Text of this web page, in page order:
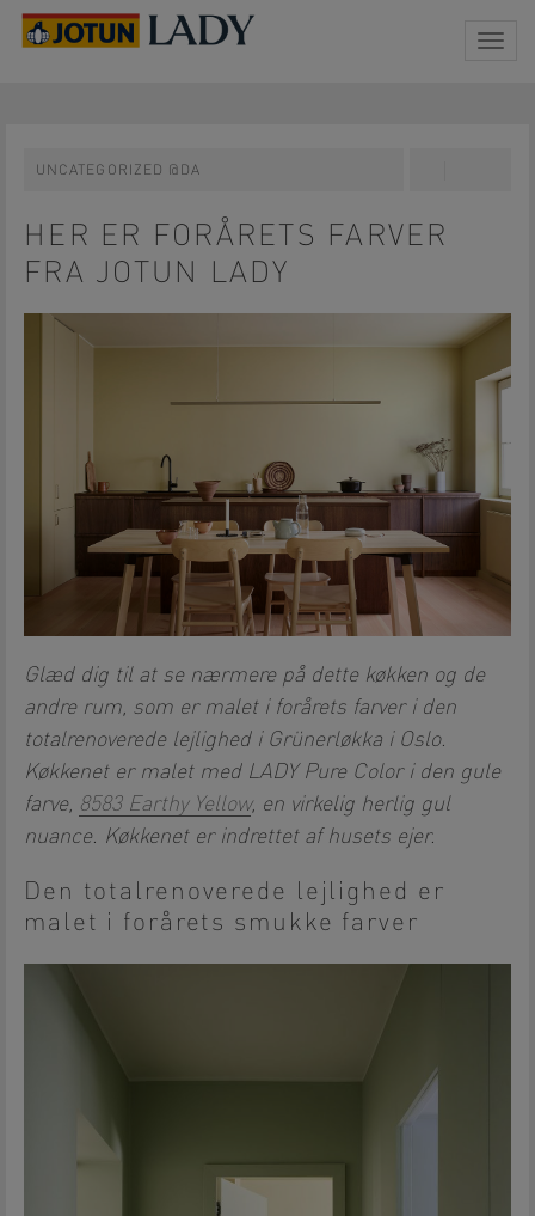
UNCATEGORIZED @DA
Facebook
HER ER FORÅRETS FARVER
FRA JOTUN LADY
Glæd dig til at se nærmere på dette køkken og de
andre rum, som er malet i forårets farver i den
totalrenoverede lejlighed i Grünerløkka i Oslo.
Køkkenet er malet med LADY Pure Color i den gule
farve, 8583 Earthy Yellow, en virkelig herlig gul
nuance. Køkkenet er indrettet af husets ejer.
Den totalrenoverede lejlighed er
malet i forårets smukke farver